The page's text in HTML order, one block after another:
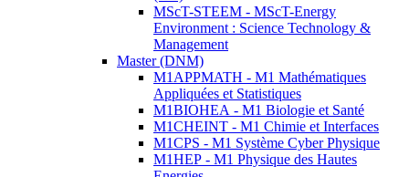
MScT-STEEM - MScT-Energy
Environment : Science Technology &
Management
Master (DNM)
M1APPMATH - M1 Mathématiques
Appliquées et Statistiques
M1BIOHEA - M1 Biologie et Santé
M1CHEINT - M1 Chimie et Interfaces
M1CPS - M1 Système Cyber Physique
M1HEP - M1 Physique des Hautes